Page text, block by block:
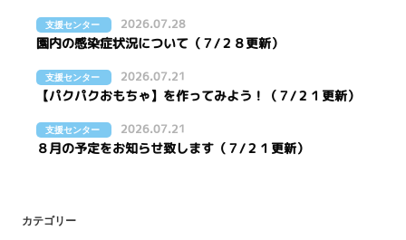
支援センター 2026.07.28
園内の感染症状況について（７/２８更新）
支援センター 2026.07.21
【パクパクおもちゃ】を作ってみよう！（７/２１更新）
支援センター 2026.07.21
８月の予定をお知らせ致します（７/２１更新）
カテゴリー